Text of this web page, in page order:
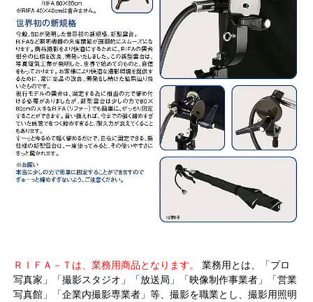
ＲＩＦＡ－Ｔは、業務用商品となります。
業務用とは、「プロ
写真家」「撮影スタジオ」「放送局」「映像制作事業者」「営業
写真館」「企業内撮影専業者」等、撮影を職業とし、撮影用照明